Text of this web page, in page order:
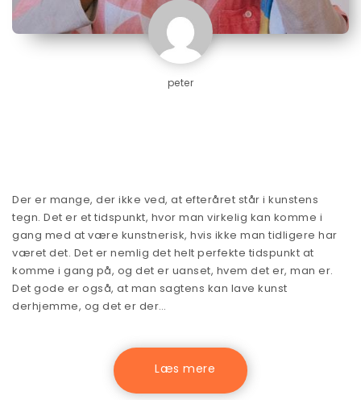
peter
Der er mange, der ikke ved, at efteråret står i kunstens
tegn. Det er et tidspunkt, hvor man virkelig kan komme i
gang med at være kunstnerisk, hvis ikke man tidligere har
været det. Det er nemlig det helt perfekte tidspunkt at
komme i gang på, og det er uanset, hvem det er, man er.
Det gode er også, at man sagtens kan lave kunst
derhjemme, og det er der…